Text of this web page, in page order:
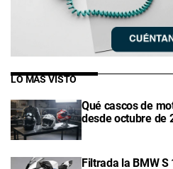
LO MÁS VISTO
Qué cascos de
desde octubre de
Filtrada la BMW S